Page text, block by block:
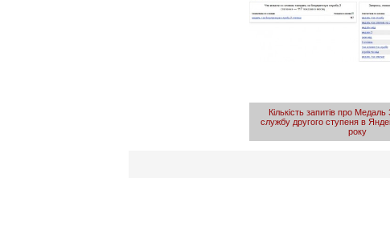
Кількість запитів про
службу другого ступеня в
року